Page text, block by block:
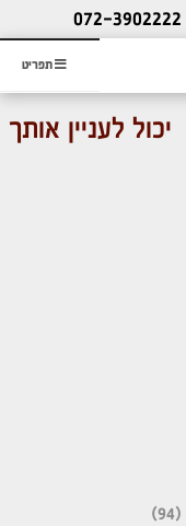
תפריט
ליעוץ חינם
והזמנת כרטיס שמחות
072-3902222
יכול לעניין אותך
(94)